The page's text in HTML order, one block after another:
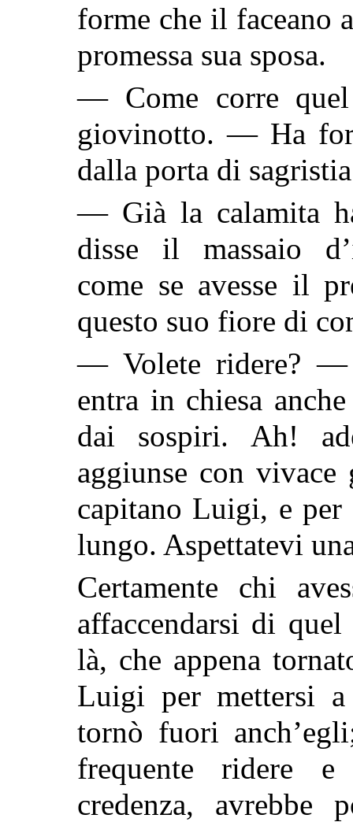
forme che il faceano
promessa sua sposa.
— Come corre
giovinotto. — Ha
dalla porta di
— Già la calamita
disse il massaio
come se avesse il
questo suo fiore di
— Volete ridere? —
entra in chiesa
dai sospiri. Ah!
aggiunse con
capitano Luigi, e per
lungo. Aspettatevi
Certamente chi
affaccendarsi di
là, che appena
Luigi per mettersi a
tornò fuori
frequente ridere
credenza, avrebbe